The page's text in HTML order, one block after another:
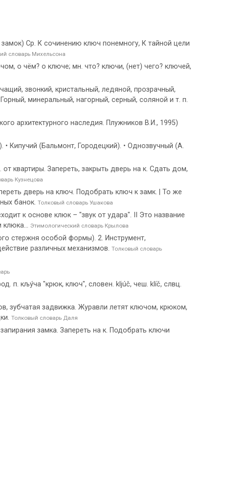
Ср. К сочинению ключ понемногу, К тайной цели
словарь Михельсона
о чём? о ключе; мн. что? ключи, (нет) чего? ключей,
звонкий, кристальный, ледяной, прозрачный,
минеральный, нагорный, серный, соляной и т. п.
архитектурного наследия. Плужников В.И., 1995)
Кипучий (Бальмонт, Городецкий). • Однозвучный (А.
квартиры. Запереть, закрыть дверь на к. Сдать дом,
Кузнецова
дверь на ключ. Подобрать ключ к замк. | То же
банок. Толковый словарь Ушакова
к основе клюк – "звук от удара". II Это название
клюка... Этимологический словарь Крылова
стержня особой формы). 2. Инструмент,
различных механизмов. Толковый словарь
п. кљу́ча "крюк, ключ", словен. kljúč, чеш. klíč, слвц.
зубчатая задвижка. Журавли летят ключом, крюком,
Толковый словарь Даля
замка. Запереть на к. Подобрать ключи